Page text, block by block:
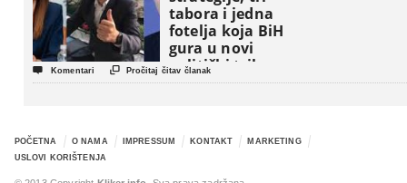
tabora i jedna
fotelja koja BiH
gura u novi
politički triler
 Komentari  Pročitaj čitav članak
POČETNA O NAMA IMPRESSUM KONTAKT
MARKETING
USLOVI KORIŠTENJA